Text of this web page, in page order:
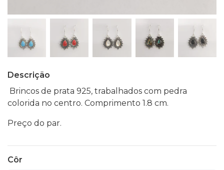
Descrição
Brincos de prata 925, trabalhados com pedra
colorida no centro. Comprimento 1.8 cm.
Preço do par.
Côr